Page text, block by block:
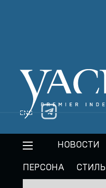
ENG
НОВОСТИ
ПЕРСОНА